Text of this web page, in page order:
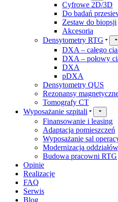
Cyfrowe 2D/3D
Do badań
Zestaw do biopsji
Akcesoria
Densytometry RTG
DXA – całego
DXA – połowy
DXA
pDXA
Densytometry QUS
Rezonansy
Tomografy CT
Wyposażanie szpitali
Finansowanie i leasing
Adaptacja pomieszczeń
Wyposażanie sal
Modernizacja
Budowa pracowni RTG
Opinie
Realizacje
FAQ
Serwis
Blog